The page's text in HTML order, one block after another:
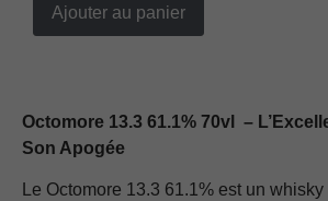
Ajouter au panier
Octomore 13.3 61.1% 70vl –
Son Apogée
Le Octomore 13.3 61.1% est un